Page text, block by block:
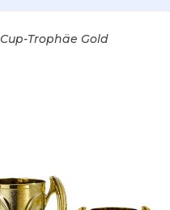
Cup-Trophäe Gold